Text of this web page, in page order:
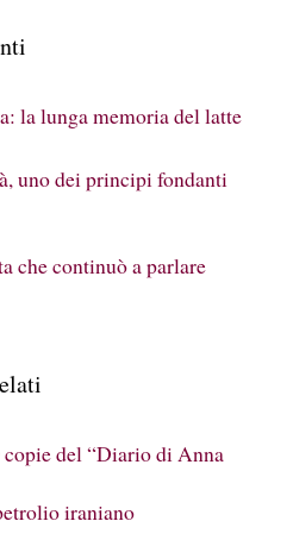
la lunga memoria del latte
uno dei principi fondanti
che continuò a parlare
copie del “Diario di Anna
iraniano